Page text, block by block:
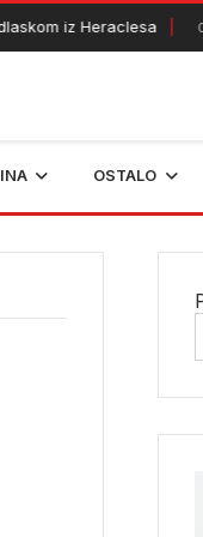
iz Heraclesa 07/08/
OSTALO